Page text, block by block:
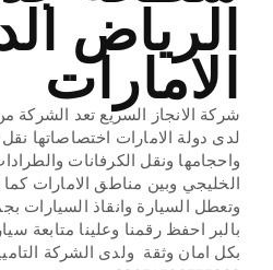
الرياض
الامارات
شركة الانجاز السريع تعد الشركة
لدى دولة الامارات اختصاصاتها نقل
واحجامها ونقل الكرفانات
الخليجي وبين مناطق الامارات كما
وتعطل السيارة وانقاذ السيارات
بالبر احفظ رقمنا وعلينا متابعة
بكل امان وثقة ولدى الشركة